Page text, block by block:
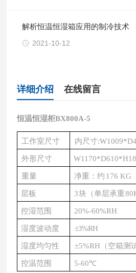
解析恒温恒湿箱应用的制冷技术
2021-10-12
详细介绍 在线留言
恒温恒湿柜BX800A-5
工作室尺寸 内尺寸
外形尺寸
重量 净重：约 176 KG
层板 3块（单层承重
控湿范围 20%-60%RH
湿度波动度 ±3%RH
湿度均匀性 ±5%RH（空箱测
控温范围 5-60℃